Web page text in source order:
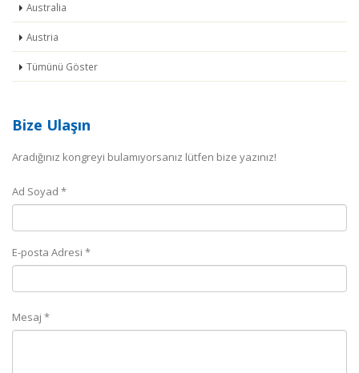
Australia
Austria
Tümünü Göster
Bize Ulaşın
Aradığınız kongreyi bulamıyorsanız lütfen bize yazınız!
Ad Soyad *
E-posta Adresi *
Mesaj *